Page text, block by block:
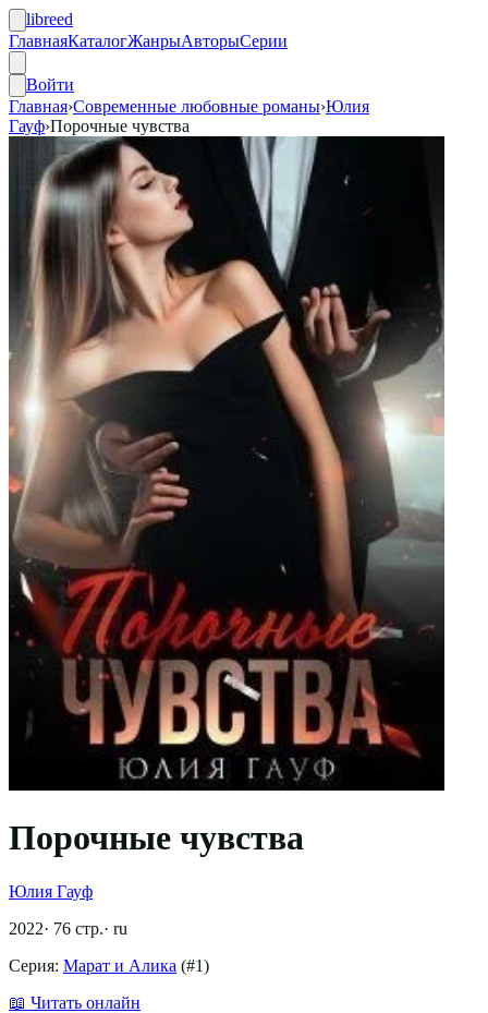
libreed
ГлавнаяКаталогЖанрыАвторыСерии
Войти
Главная›Современные любовные романы›Юлия
Гауф›Порочные чувства
Порочные чувства
Юлия Гауф
2022· 76 стр.· ru
Серия: Марат и Алика (#1)
📖 Читать онлайн